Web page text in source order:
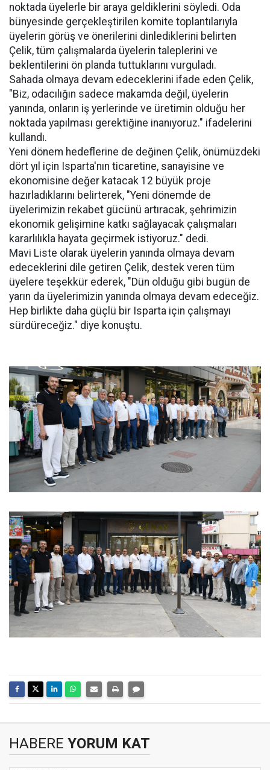
noktada üyelerle bir araya geldiklerini söyledi. Oda
bünyesinde gerçekleştirilen komite toplantılarıyla
üyelerin görüş ve önerilerini dinlediklerini belirten
Çelik, tüm çalışmalarda üyelerin taleplerini ve
beklentilerini ön planda tuttuklarını vurguladı.
Sahada olmaya devam edeceklerini ifade eden Çelik,
"Biz, odacılığın sadece makamda değil, üyelerin
yanında, onların iş yerlerinde ve üretimin olduğu her
noktada yapılması gerektiğine inanıyoruz." ifadelerini
kullandı.
Yeni dönem hedeflerine de değinen Çelik, önümüzdeki
dört yıl için Isparta'nın ticaretine, sanayisine ve
ekonomisine değer katacak 12 büyük proje
hazırladıklarını belirterek, "Yeni dönemde de
üyelerimizin rekabet gücünü artıracak, şehrimizin
ekonomik gelişimine katkı sağlayacak çalışmaları
kararlılıkla hayata geçirmek istiyoruz." dedi.
Mavi Liste olarak üyelerin yanında olmaya devam
edeceklerini dile getiren Çelik, destek veren tüm
üyelere teşekkür ederek, "Dün olduğu gibi bugün de
yarın da üyelerimizin yanında olmaya devam edeceğiz.
Hep birlikte daha güçlü bir Isparta için çalışmayı
sürdüreceğiz." diye konuştu.
HABERE YORUM KAT